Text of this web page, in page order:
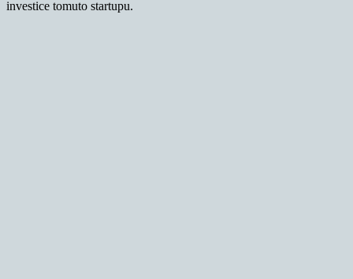
investice tomuto startupu.